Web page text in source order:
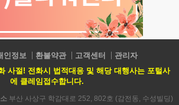
인정보 환불약관 고객센터
관리자
사절! 전화시 법적대응 및 해당 대행사는 포털사
에 클레임접수합니다.
부산 사상구 학감대로 252, 802호 (감전동, 수성빌딩)